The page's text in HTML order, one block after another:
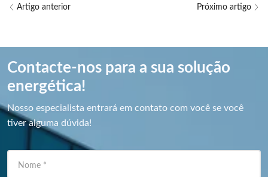
Artigo anterior Próximo artigo
Contacte-nos para a sua solução
energética!
Nosso especialista entrará em contato com você se você
tiver alguma dúvida!
Nome *